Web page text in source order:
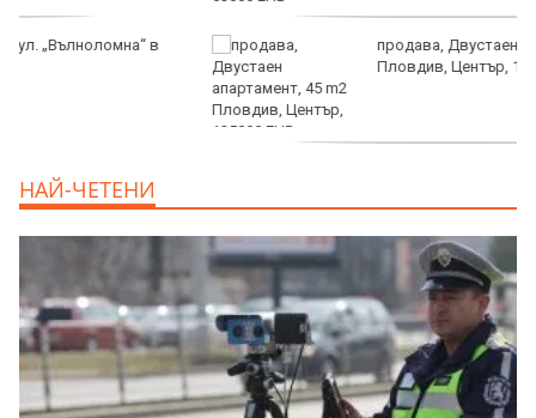
продава, Двустаен апартамент, 45 m2
Пловдив, Център, 125000 EUR
НАЙ-ЧЕТЕНИ